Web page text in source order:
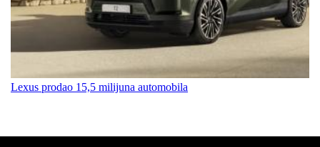
Lexus prodao 15,5 milijuna automobila